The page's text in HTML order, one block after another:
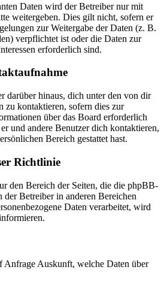
Daten wird der Betreiber nur mit
weitergeben. Dies gilt nicht, sofern er
zur Weitergabe der Daten (z. B.
verpflichtet ist oder die Daten zur
erforderlich sind.
darüber hinaus, dich unter den von dir
zu kontaktieren, sofern dies zur
über das Board erforderlich
und andere Benutzer dich kontaktieren,
Bereich gestattet hast.
Richtlinie
den Bereich der Seiten, die die phpBB-
der Betreiber in anderen Bereichen
Daten verarbeitet, wird
Anfrage Auskunft, welche Daten über